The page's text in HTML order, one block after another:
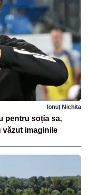
Ionuț Nichita
pentru soția sa,
văzut imaginile